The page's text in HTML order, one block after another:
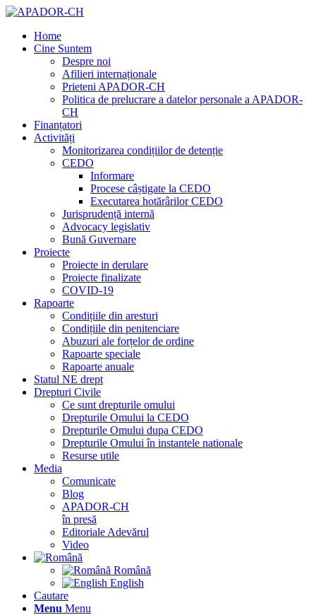
Home
Cine Suntem
Despre noi
Afilieri internaționale
Prieteni APADOR-CH
Politica de prelucrare a datelor personale a APADOR-
CH
Finanțatori
Activități
Monitorizarea condițiilor de detenție
CEDO
Informare
Procese câștigate la CEDO
Executarea hotărârilor CEDO
Jurisprudență internă
Advocacy legislativ
Bună Guvernare
Proiecte
Proiecte in derulare
Proiecte finalizate
COVID-19
Rapoarte
Condițiile din aresturi
Condițiile din penitenciare
Abuzuri ale forțelor de ordine
Rapoarte speciale
Rapoarte anuale
Statul NE drept
Drepturi Civile
Ce sunt drepturile omului
Drepturile Omului la CEDO
Drepturile Omului dupa CEDO
Drepturile Omului în instantele nationale
Resurse utile
Media
Comunicate
Blog
APADOR-CH
în presă
Editoriale Adevărul
Video
Română
English
Cautare
Menu Menu